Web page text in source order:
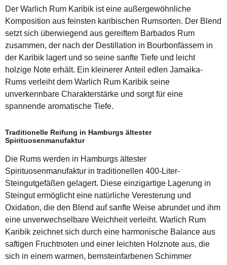
Der Warlich Rum Karibik ist eine außergewöhnliche
Komposition aus feinsten karibischen Rumsorten. Der Blend
setzt sich überwiegend aus gereiftem Barbados Rum
zusammen, der nach der Destillation in Bourbonfässern in
der Karibik lagert und so seine sanfte Tiefe und leicht
holzige Note erhält. Ein kleinerer Anteil edlen Jamaika-
Rums verleiht dem Warlich Rum Karibik seine
unverkennbare Charakterstärke und sorgt für eine
spannende aromatische Tiefe.
Traditionelle Reifung in Hamburgs ältester
Spirituosenmanufaktur
Die Rums werden in Hamburgs ältester
Spirituosenmanufaktur in traditionellen 400-Liter-
Steingutgefäßen gelagert. Diese einzigartige Lagerung in
Steingut ermöglicht eine natürliche Veresterung und
Oxidation, die den Blend auf sanfte Weise abrundet und ihm
eine unverwechselbare Weichheit verleiht. Warlich Rum
Karibik zeichnet sich durch eine harmonische Balance aus
saftigen Fruchtnoten und einer leichten Holznote aus, die
sich in einem warmen, bernsteinfarbenen Schimmer